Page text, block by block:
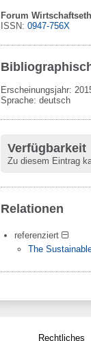
Forum
ISSN: 0947-756X
Erscheinungsjahr:
Sprache: deutsch
Verfügbarkeit
Zu diesem Eintrag
Relationen
referenziert
The
Rechtliches